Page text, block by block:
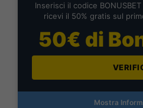
Inserisci il codice
ricevi il 50% gratis sul
50€ di
Mostra